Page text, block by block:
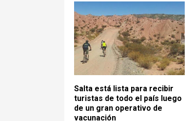
Salta está lista para recibir
turistas de todo el país luego
de un gran operativo de
vacunación